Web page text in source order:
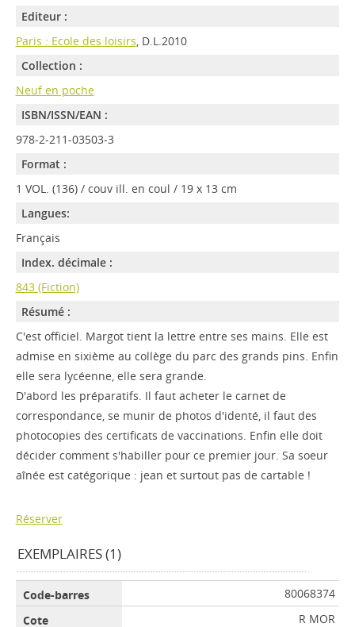
Editeur :
Paris : Ecole des loisirs, D.L.2010
Collection :
Neuf en poche
ISBN/ISSN/EAN :
978-2-211-03503-3
Format :
1 VOL. (136) / couv ill. en coul / 19 x 13 cm
Langues:
Français
Index. décimale :
843 (Fiction)
Résumé :
C'est officiel. Margot tient la lettre entre ses mains. Elle est
admise en sixième au collège du parc des grands pins. Enfin
elle sera lycéenne, elle sera grande.
D'abord les préparatifs. Il faut acheter le carnet de
correspondance, se munir de photos d'identé, il faut des
photocopies des certificats de vaccinations. Enfin elle doit
décider comment s'habiller pour ce premier jour. Sa soeur
aînée est catégorique : jean et surtout pas de cartable !
Réserver
EXEMPLAIRES (1)
80068374
R MOR